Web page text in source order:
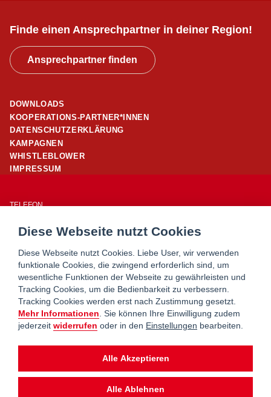
Finde einen Ansprechpartner in deiner Region!
Ansprechpartner finden
DOWNLOADS
KOOPERATIONS-PARTNER*INNEN
DATENSCHUTZERKLÄRUNG
KAMPAGNEN
WHISTLEBLOWER
IMPRESSUM
TELEFON
E-MAIL
WOHNSERVICE WIEN
WOHNBERATUNG WIEN
MIETERHILFE
wohnpartner ist ein Service von
Diese Webseite nutzt Cookies
Diese Webseite nutzt Cookies. Liebe User, wir verwenden
funktionale Cookies, die zwingend erforderlich sind, um
wesentliche Funktionen der Webseite zu gewährleisten und
Tracking Cookies, um die Bedienbarkeit zu verbessern.
Tracking Cookies werden erst nach Zustimmung gesetzt.
Mehr Informationen . Sie können Ihre Einwilligung zudem
jederzeit widerrufen oder in den Einstellungen bearbeiten.
Alle Akzeptieren
Alle Ablehnen